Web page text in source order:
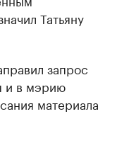
Татьяну
запрос
и в мэрию
материала